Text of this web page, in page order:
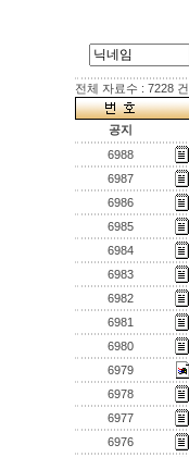
전체 자료수 : 7228 건
공지
6988
6987
6986
6985
6984
6983
6982
6981
6980
6979
6978
6977
6976